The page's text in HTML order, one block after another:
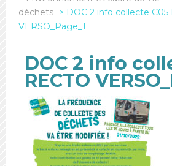
déchets
DOC 2 info collecte C05
VERSO_Page_1
DOC 2 info
RECTO